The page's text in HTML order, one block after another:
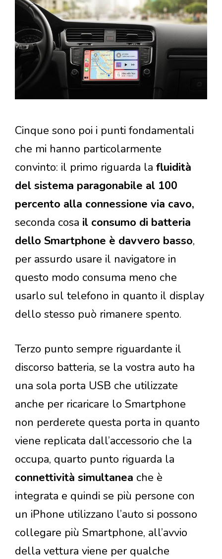
Cinque sono poi i punti fondamentali
che mi hanno particolarmente
convinto: il primo riguarda la fluidità
del sistema paragonabile al 100
percento alla connessione via cavo,
seconda cosa il consumo di batteria
dello Smartphone è davvero basso,
per assurdo usare il navigatore in
questo modo consuma meno che
usarlo sul telefono in quanto il display
dello stesso può rimanere spento.
Terzo punto sempre riguardante il
discorso batteria, se la vostra auto ha
una sola porta USB che utilizzate
anche per ricaricare lo Smartphone
non perderete questa porta in quanto
viene replicata dall’accessorio che la
occupa, quarto punto riguarda la
connettività simultanea che è
integrata e quindi se più persone con
un iPhone utilizzano l’auto si possono
collegare più Smartphone, all’avvio
della vettura viene per qualche